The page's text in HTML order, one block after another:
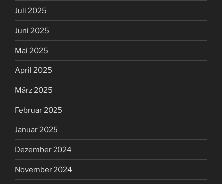
Juli 2025
Juni 2025
Mai 2025
April 2025
März 2025
Februar 2025
Januar 2025
Dezember 2024
November 2024